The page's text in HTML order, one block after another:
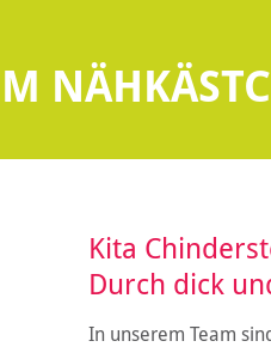
Kita
Durch dick
In unserem Team